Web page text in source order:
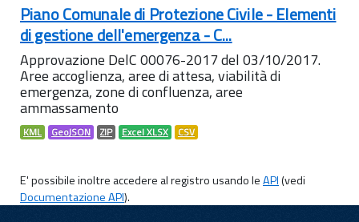
Piano Comunale di Protezione Civile - Elementi
di gestione dell'emergenza - C...
Approvazione DelC 00076-2017 del 03/10/2017.
Aree accoglienza, aree di attesa, viabilità di
emergenza, zone di confluenza, aree
ammassamento
KML GeoJSON ZIP Excel XLSX CSV
E' possibile inoltre accedere al registro usando leAPI(vedi
Documentazione API).